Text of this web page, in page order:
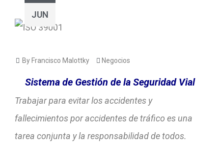
JUN
By Francisco Malottky Negocios
Sistema de Gestión de la Seguridad Vial
Trabajar para evitar los accidentes y
fallecimientos por accidentes de tráfico es una
tarea conjunta y la responsabilidad de todos.